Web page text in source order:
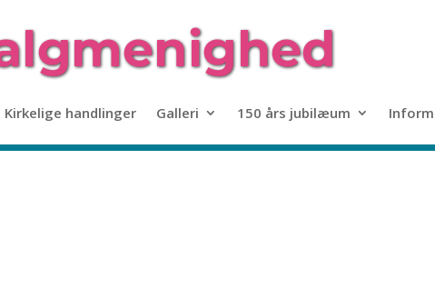
Kirkelige handlinger Galleri 150 års jubilæum